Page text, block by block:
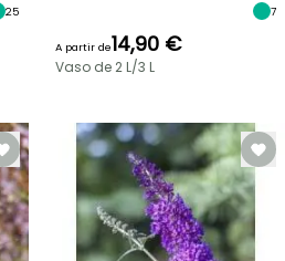
25 7
A partir de14,90 €
Vaso de 2 L/3 L